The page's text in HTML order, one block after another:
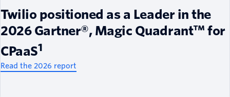
Twilio positioned as a Leader in the
2026 Gartner®, Magic Quadrant™ for
CPaaS1
Read the 2026 report